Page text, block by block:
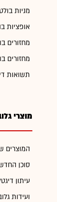
מניות
אופציות
מחזורים
מחזורים
תשואות
מוצרי
המוצרים
סוכן
עיתון
ועידות